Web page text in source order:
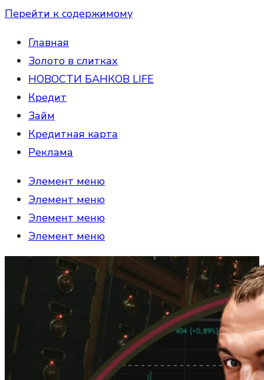
Перейти к содержимому
Главная
Золото в слитках
НОВОСТИ БАНКОВ LIFE
Кредит
Займ
Кредитная карта
Реклама
Элемент меню
Элемент меню
Элемент меню
Элемент меню